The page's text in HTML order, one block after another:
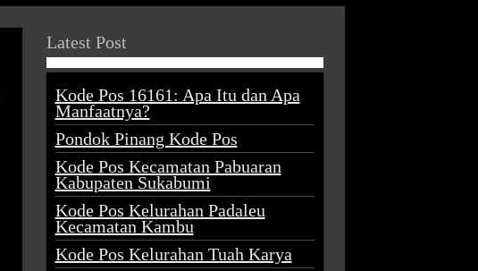
Latest Post
Kode Pos 16161: Apa Itu dan Apa
Manfaatnya?
Pondok Pinang Kode Pos
Kode Pos Kecamatan Pabuaran
Kabupaten Sukabumi
Kode Pos Kelurahan Padaleu
Kecamatan Kambu
Kode Pos Kelurahan Tuah Karya